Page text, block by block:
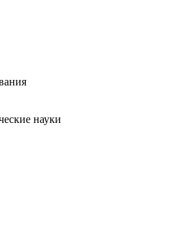
науки